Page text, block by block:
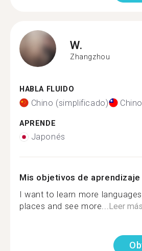
W.
Zhangzhou
HABLA FLUIDO
Chino (simplificado)
APRENDE
Japonés
Mis objetivos de aprendizaje
I want to learn more
places and see more...Leer más